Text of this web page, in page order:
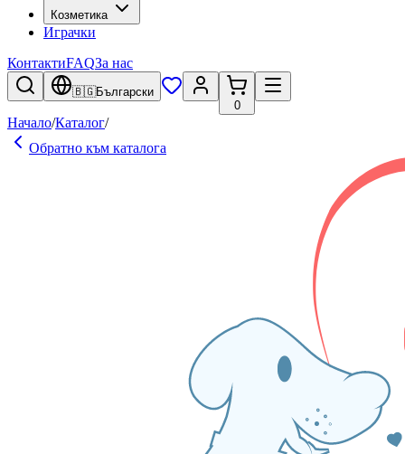
Козметика
Играчки
КонтактиFAQЗа нас
🇧🇬Български
0
Начало/Каталог/
Обратно към каталога